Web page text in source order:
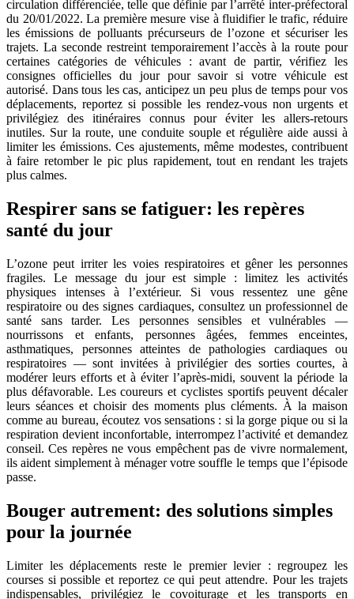
circulation différenciée, telle que définie par l’arrêté inter-préfectoral
du 20/01/2022. La première mesure vise à fluidifier le trafic, réduire
les émissions de polluants précurseurs de l’ozone et sécuriser les
trajets. La seconde restreint temporairement l’accès à la route pour
certaines catégories de véhicules : avant de partir, vérifiez les
consignes officielles du jour pour savoir si votre véhicule est
autorisé. Dans tous les cas, anticipez un peu plus de temps pour vos
déplacements, reportez si possible les rendez-vous non urgents et
privilégiez des itinéraires connus pour éviter les allers-retours
inutiles. Sur la route, une conduite souple et régulière aide aussi à
limiter les émissions. Ces ajustements, même modestes, contribuent
à faire retomber le pic plus rapidement, tout en rendant les trajets
plus calmes.
Respirer sans se fatiguer: les repères
santé du jour
L’ozone peut irriter les voies respiratoires et gêner les personnes
fragiles. Le message du jour est simple : limitez les activités
physiques intenses à l’extérieur. Si vous ressentez une gêne
respiratoire ou des signes cardiaques, consultez un professionnel de
santé sans tarder. Les personnes sensibles et vulnérables —
nourrissons et enfants, personnes âgées, femmes enceintes,
asthmatiques, personnes atteintes de pathologies cardiaques ou
respiratoires — sont invitées à privilégier des sorties courtes, à
modérer leurs efforts et à éviter l’après-midi, souvent la période la
plus défavorable. Les coureurs et cyclistes sportifs peuvent décaler
leurs séances et choisir des moments plus cléments. À la maison
comme au bureau, écoutez vos sensations : si la gorge pique ou si la
respiration devient inconfortable, interrompez l’activité et demandez
conseil. Ces repères ne vous empêchent pas de vivre normalement,
ils aident simplement à ménager votre souffle le temps que l’épisode
passe.
Bouger autrement: des solutions simples
pour la journée
Limiter les déplacements reste le premier levier : regroupez les
courses si possible et reportez ce qui peut attendre. Pour les trajets
indispensables, privilégiez le covoiturage et les transports en